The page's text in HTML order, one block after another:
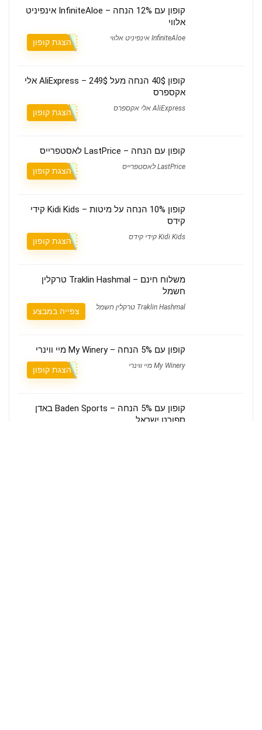
קופון עם 12% הנחה – InfiniteAloe אינפיניט
אלווי
InfiniteAloe אינפיניט אלווי הצגת קופון
קופון 40$ הנחה מעל 249$ – AliExpress אלי
אקספרס
AliExpress אלי אקספרס הצגת קופון
קופון עם הנחה – LastPrice לאסטפרייס
LastPrice לאסטפרייס הצגת קופון
קופון 10% הנחה על מיטות – Kidi Kids קידי
קידס
Kidi Kids קידי קידס הצגת קופון
משלוח חינם – Traklin Hashmal טרקלין
חשמל
Traklin Hashmal טרקלין חשמל צפייה במבצע
קופון עם 5% הנחה – My Winery מיי ווינרי
My Winery מיי ווינרי הצגת קופון
קופון עם 5% הנחה – Baden Sports באדן
ספורט ישראל